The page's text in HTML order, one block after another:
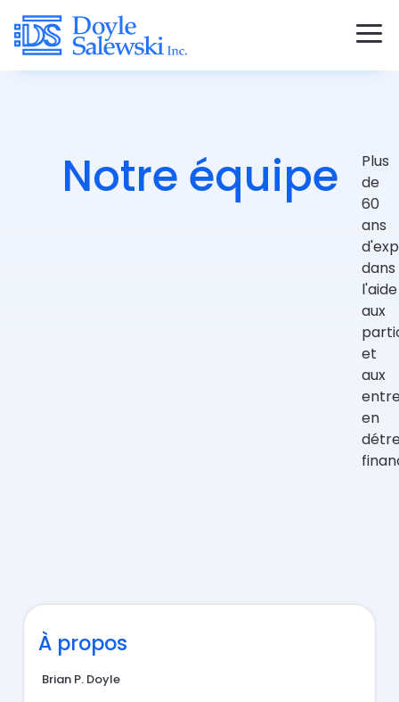
Notre équipe
Plus
de
60
ans
dans
l'aide
aux
et
aux
en
À propos
Brian P. Doyle